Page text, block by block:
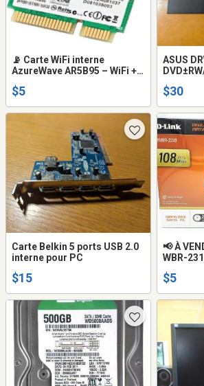
📡 Carte WiFi interne
AzureWave AR5B95 – WiFi +
$5
ASUS
5,25"
$30
Carte Belkin 5 ports USB 2.0
interne pour PC
$15
📢 À
WBR-
$5